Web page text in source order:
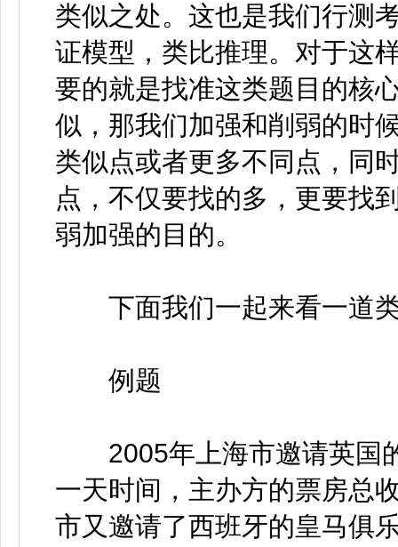
类似之处。这也是我们行测
证模型，类比推理。对于这
要的就是找准这类题目的核
似，那我们加强和削弱的时
类似点或者更多不同点，同
点，不仅要找的多，更要找
弱加强的目的。
下面我们一起来看一道
例题
2005年上海市邀请英国
一天时间，主办方的票房总
市又邀请了西班牙的皇马俱